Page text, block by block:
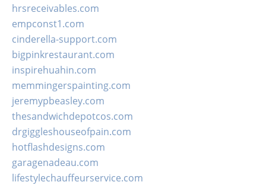
hrsreceivables.com
empconst1.com
cinderella-support.com
bigpinkrestaurant.com
inspirehuahin.com
memmingerspainting.com
jeremypbeasley.com
thesandwichdepotcos.com
drgiggleshouseofpain.com
hotflashdesigns.com
garagenadeau.com
lifestylechauffeurservice.com